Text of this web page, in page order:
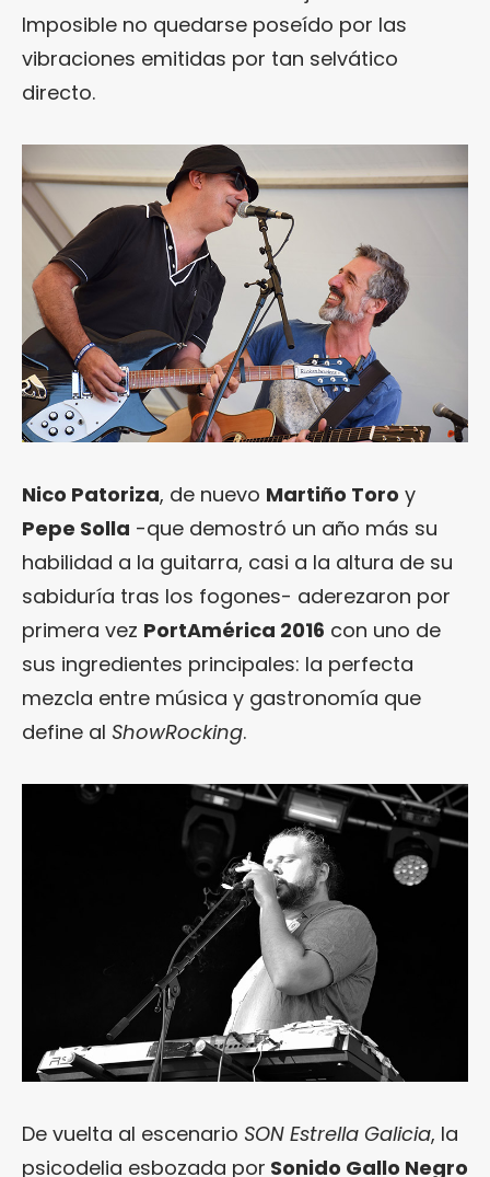
Imposible no quedarse poseído por las
vibraciones emitidas por tan selvático
directo.
Nico Patoriza, de nuevo Martiño Toro y
Pepe Solla -que demostró un año más su
habilidad a la guitarra, casi a la altura de su
sabiduría tras los fogones- aderezaron por
primera vez PortAmérica 2016 con uno de
sus ingredientes principales: la perfecta
mezcla entre música y gastronomía que
define al ShowRocking.
De vuelta al escenario SON Estrella Galicia, la
psicodelia esbozada por Sonido Gallo Negro